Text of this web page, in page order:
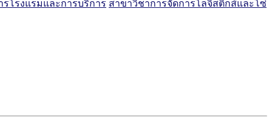
โรงแรมและการบริการ สาขาวิชาการจัดการโลจิสติกส์และโซ่